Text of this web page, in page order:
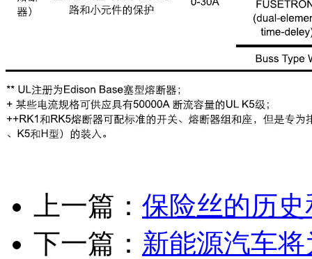
上一篇： 保险丝的历
下一篇： 新能源汽车